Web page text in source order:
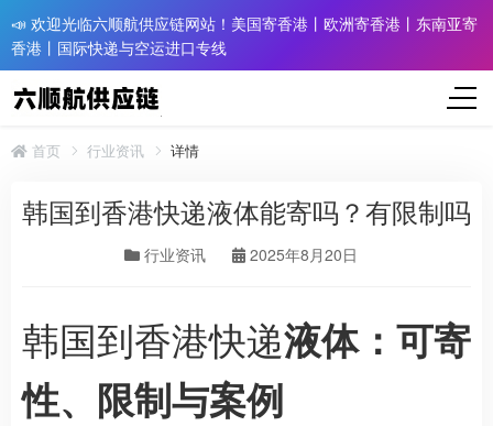
📣 欢迎光临六顺航供应链网站！美国寄香港丨欧洲寄香港丨东南亚寄
香港丨国际快递与空运进口专线
首页 行业资讯 详情
韩国到香港快递液体能寄吗？有限制吗
行业资讯 2025年8月20日
韩国到香港快递液体：可寄
性、限制与案例